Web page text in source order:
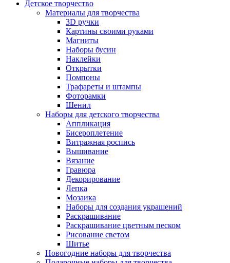
Детское творчество
Материалы для творчества
3D ручки
Картины своими руками
Магниты
Наборы бусин
Наклейки
Открытки
Помпоны
Трафареты и штампы
Фоторамки
Шенил
Наборы для детского творчества
Аппликация
Бисероплетение
Витражная роспись
Вышивание
Вязание
Гравюра
Декорирование
Лепка
Мозаика
Наборы для создания украшений
Раскрашивание
Раскрашивание цветным песком
Рисование светом
Шитье
Новогодние наборы для творчества